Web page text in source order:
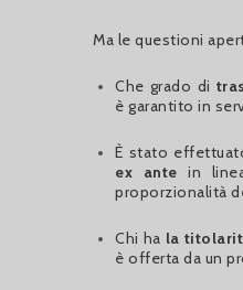
Ma le questioni
Che grado di
è garantito in
È stato
ex ante in
proporzionalità
Chi ha la
è offerta da un